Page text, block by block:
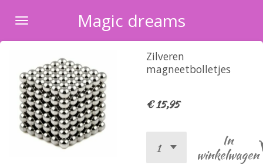
naar
hoofdinhoud
Magic dreams
Zilveren
magneetbolletjes
€ 15,95
In
winkelwagen